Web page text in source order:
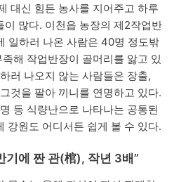
대신 힘든 농사를 지어주고 하루
많다. 이천읍 농장의 제2작업반
일하러 나온 사람은 40명 정도밖
해 작업반장이 골머리를 앓고 있
러 나오지 않는 사람들은 장출,
것을 팔아 끼니를 연명하고 있다.
등 식량난으로 나타나는 공통된
강원도 어디서든 쉽게 볼 수 있다.
기에 짠 관(棺), 작년 3배”